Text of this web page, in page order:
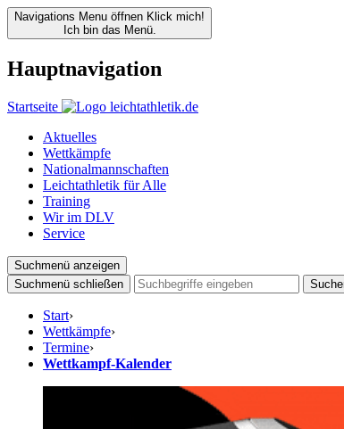
Navigations Menu öffnen Klick mich!
Ich bin das Menü.
Hauptnavigation
Startseite
Aktuelles
Wettkämpfe
Nationalmannschaften
Leichtathletik für Alle
Training
Wir im DLV
Service
Suchmenü anzeigen
Suchmenü schließen
Start›
Wettkämpfe›
Termine›
Wettkampf-Kalender